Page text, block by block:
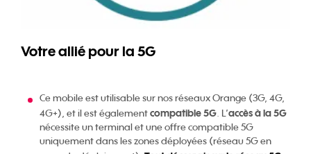
Votre allié pour la 5G
Ce mobile est utilisable sur nos réseaux Orange (3G, 4G,
4G+), et il est également compatible 5G. L’accès à la 5G
nécessite un terminal et une offre compatible 5G
uniquement dans les zones déployées (réseau 5G en